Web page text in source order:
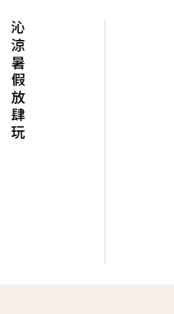
沁涼暑假放肆玩